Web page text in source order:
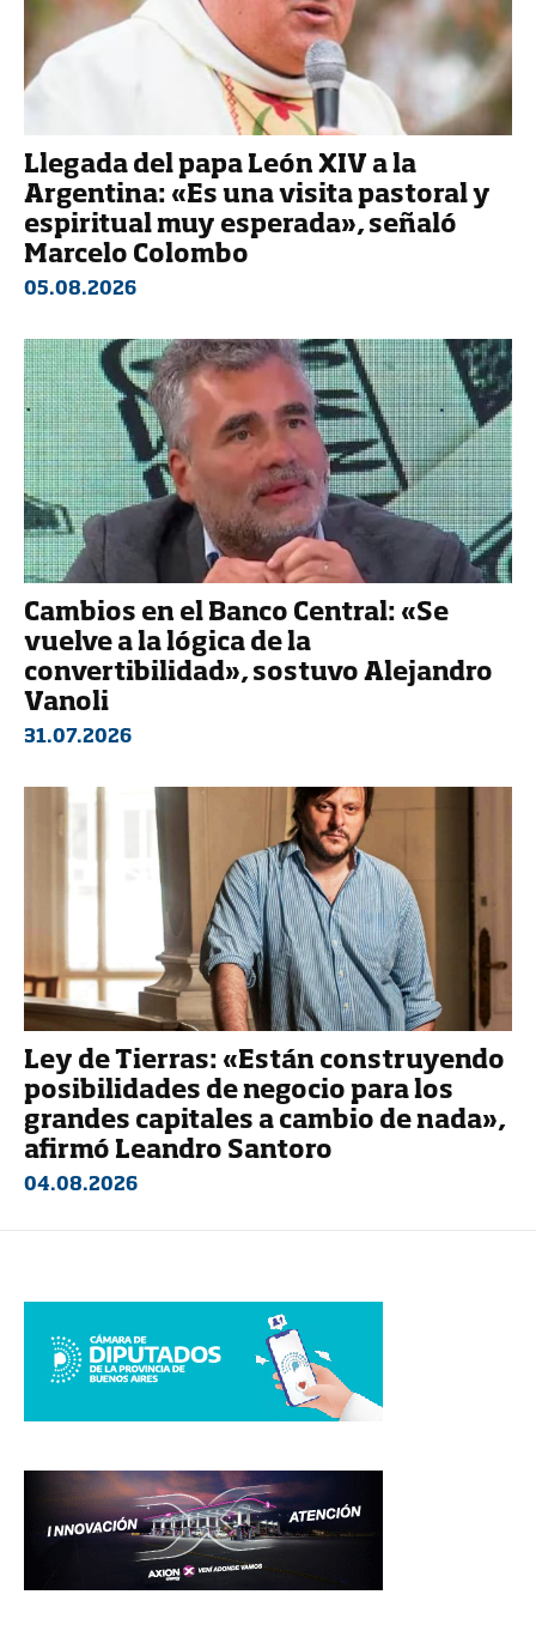
Llegada del papa León XIV a la
Argentina: «Es una visita pastoral y
espiritual muy esperada», señaló
Marcelo Colombo
05.08.2026
Cambios en el Banco Central: «Se
vuelve a la lógica de la
convertibilidad», sostuvo Alejandro
Vanoli
31.07.2026
Ley de Tierras: «Están construyendo
posibilidades de negocio para los
grandes capitales a cambio de nada»,
afirmó Leandro Santoro
04.08.2026